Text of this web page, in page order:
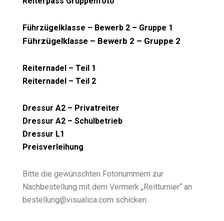
Führzügelklasse – Bewerb 2 – Gruppe 1
Führzügelklasse – Bewerb 2 – Gruppe 2
Reiternadel – Teil 1
Reiternadel – Teil 2
Dressur A2 – Privatreiter
Dressur A2 – Schulbetrieb
Dressur L1
Preisverleihung
Bitte die gewünschten Fotonummern zur
Nachbestellung mit dem Vermerk „Reitturnier“ an
bestellung@visualica.com schicken.